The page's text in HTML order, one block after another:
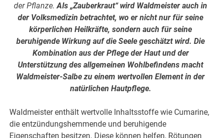
der Pflanze.Als „Zauberkraut“ wird Waldmeister auch in
der Volksmedizin betrachtet, wo er nicht nur für seine
körperlichen Heilkräfte, sondern auch für seine
beruhigende Wirkung auf die Seele geschätzt wird. Die
Kombination aus der Pflege der Haut und der
Unterstützung des allgemeinen Wohlbefindens macht
Waldmeister-Salbe zu einem wertvollen Element in der
natürlichen Hautpflege.
Waldmeister enthält wertvolle Inhaltsstoffe wie Cumarine,
die entzündungshemmende und beruhigende
Eigenschaften besitzen. Diese können helfen, Rötungen